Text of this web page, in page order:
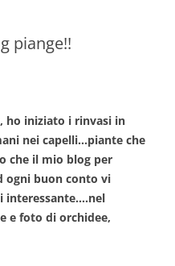
piange!!
ho iniziato i rinvasi in
nei capelli…piante che
che il mio blog per
ogni buon conto vi
interessante….nel
e foto di orchidee,